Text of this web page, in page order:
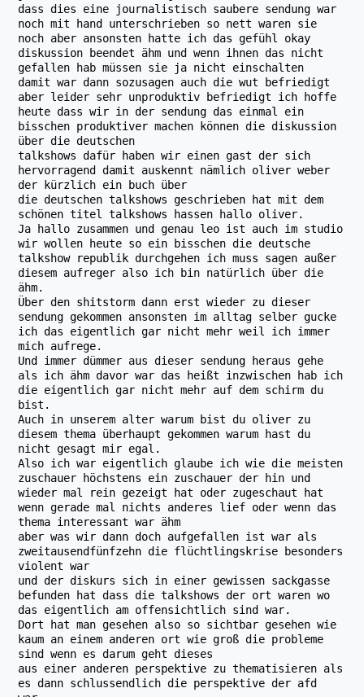
dass dies eine journalistisch saubere sendung war
noch mit hand unterschrieben so nett waren sie
noch aber ansonsten hatte ich das gefühl okay
diskussion beendet ähm und wenn ihnen das nicht
gefallen hab müssen sie ja nicht einschalten
damit war dann sozusagen auch die wut befriedigt
aber leider sehr unproduktiv befriedigt ich hoffe
heute dass wir in der sendung das einmal ein
bisschen produktiver machen können die diskussion
über die deutschen
talkshows dafür haben wir einen gast der sich
hervorragend damit auskennt nämlich oliver weber
der kürzlich ein buch über
die deutschen talkshows geschrieben hat mit dem
schönen titel talkshows hassen hallo oliver.
Ja hallo zusammen und genau leo ist auch im studio
wir wollen heute so ein bisschen die deutsche
talkshow republik durchgehen ich muss sagen außer
diesem aufreger also ich bin natürlich über die
ähm.
Über den shitstorm dann erst wieder zu dieser
sendung gekommen ansonsten im alltag selber gucke
ich das eigentlich gar nicht mehr weil ich immer
mich aufrege.
Und immer dümmer aus dieser sendung heraus gehe
als ich ähm davor war das heißt inzwischen hab ich
die eigentlich gar nicht mehr auf dem schirm du
bist.
Auch in unserem alter warum bist du oliver zu
diesem thema überhaupt gekommen warum hast du
nicht gesagt mir egal.
Also ich war eigentlich glaube ich wie die meisten
zuschauer höchstens ein zuschauer der hin und
wieder mal rein gezeigt hat oder zugeschaut hat
wenn gerade mal nichts anderes lief oder wenn das
thema interessant war ähm
aber was wir dann doch aufgefallen ist war als
zweitausendfünfzehn die flüchtlingskrise besonders
violent war
und der diskurs sich in einer gewissen sackgasse
befunden hat dass die talkshows der ort waren wo
das eigentlich am offensichtlich sind war.
Dort hat man gesehen also so sichtbar gesehen wie
kaum an einem anderen ort wie groß die probleme
sind wenn es darum geht dieses
aus einer anderen perspektive zu thematisieren als
es dann schlussendlich die perspektive der afd